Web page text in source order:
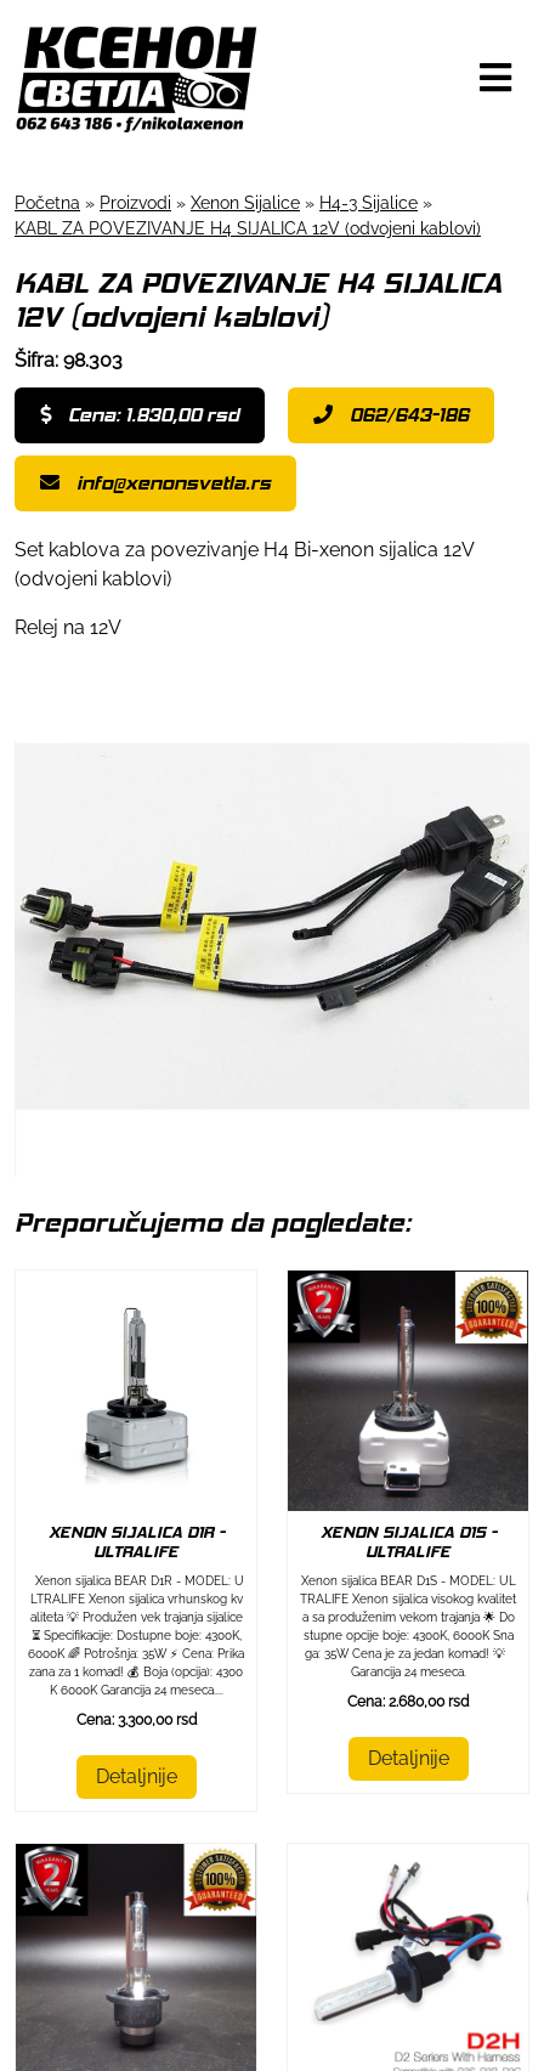
Početna » Proizvodi » Xenon Sijalice » H4-3 Sijalice »
KABL ZA POVEZIVANJE H4 SIJALICA 12V (odvojeni kablovi)
KABL ZA POVEZIVANJE H4 SIJALICA
12V (odvojeni kablovi)
Šifra: 98.303
Cena: 1.830,00 rsd 062/643-186
info@xenonsvetla.rs
Set kablova za povezivanje H4 Bi-xenon sijalica 12V
(odvojeni kablovi)
Relej na 12V
Preporučujemo da pogledate:
XENON SIJALICA D1R -
ULTRALIFE
Xenon sijalica BEAR D1R - MODEL: U
LTRALIFE Xenon sijalica vrhunskog kv
aliteta 💡 Produžen vek trajanja sijalice
⏳ Specifikacije: Dostupne boje: 4300K,
6000K 🌈 Potrošnja: 35W ⚡ Cena: Prika
zana za 1 komad! 💰 Boja (opcija): 4300
K 6000K Garancija 24 meseca....
Cena: 3.300,00 rsd
Detaljnije
XENON SIJALICA D1S -
ULTRALIFE
Xenon sijalica BEAR D1S - MODEL: UL
TRALIFE Xenon sijalica visokog kvalitet
a sa produženim vekom trajanja 🌟 Do
stupne opcije boje: 4300K, 6000K Sna
ga: 35W Cena je za jedan komad! 💡
Garancija 24 meseca.
Cena: 2.680,00 rsd
Detaljnije